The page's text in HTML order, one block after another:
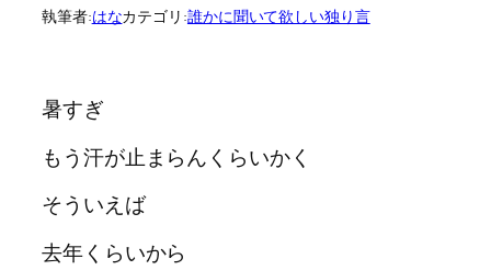
執筆者:はなカテゴリ:誰かに聞いて欲しい独り言
暑すぎ
もう汗が止まらんくらいかく
そういえば
去年くらいから